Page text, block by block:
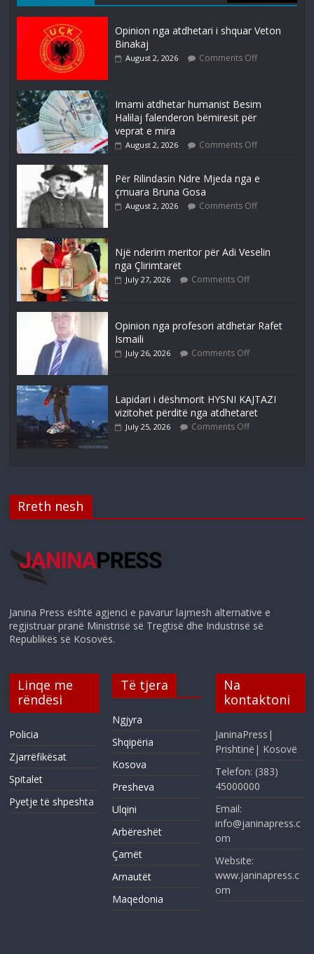
Opinion nga atdhetari i shquar Veton
Binakaj
August 2, 2026 Comments Off
Imami atdhetar humanist Besim
Halilaj falenderon bëmiresit për
veprat e mira
August 2, 2026 Comments Off
Për Rilindasin Ndre Mjeda nga e
çmuara Bruna Gosa
August 2, 2026 Comments Off
Një nderim meritor për Adi Veselin
nga Çlirimtarët
July 27, 2026 Comments Off
Opinion nga profesori atdhetar Rafet
Ismaili
July 26, 2026 Comments Off
Lapidari i dëshmorit HYSNI KAJTAZI
vizitohet përditë nga atdhetaret
July 25, 2026 Comments Off
Rreth nesh
Janina Press është agjenci e pavarur lajmesh alternative e
regjistruar pranë Ministrisë së Tregtisë dhe Industrisë së
Republikës së Kosovës.
Linqe me
rëndësi
Policia
Zjarrëfikësat
Spitalet
Pyetje të shpeshta
Të tjera
Ngjyra
Shqipëria
Kosova
Presheva
Ulqini
Arbëreshët
Çamët
Arnautët
Maqedonia
Na
kontaktoni
JaninaPress|
Prishtinë| Kosovë
Telefon: (383)
45000000
Email:
info@janinapress.c
om
Website:
www.janinapress.c
om